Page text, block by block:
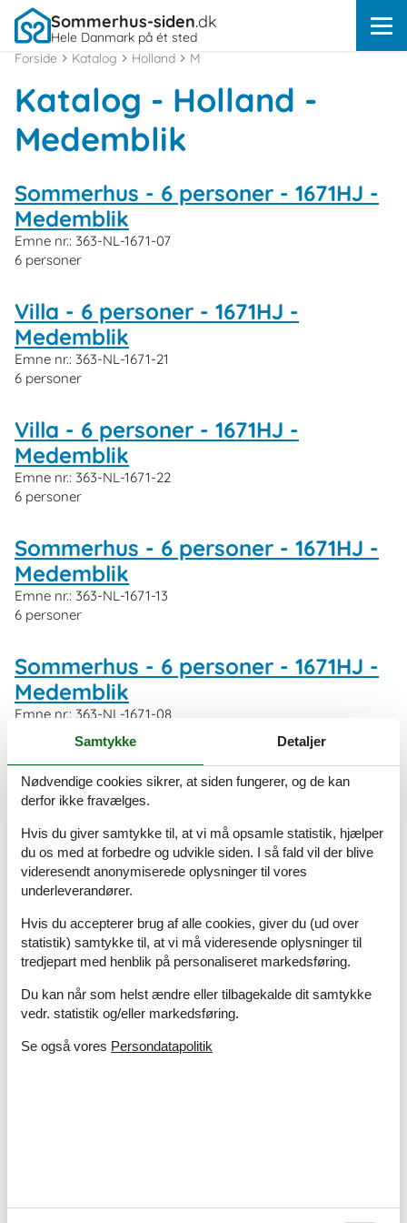
Sommerhus-siden.dk
Hele Danmark på ét sted
Forside
Katalog Holland M
Katalog - Holland -
Medemblik
Sommerhus - 6 personer - 1671HJ -
Medemblik
Emne nr.: 363-NL-1671-07
6 personer
Villa - 6 personer - 1671HJ -
Medemblik
Emne nr.: 363-NL-1671-21
6 personer
Villa - 6 personer - 1671HJ -
Medemblik
Emne nr.: 363-NL-1671-22
6 personer
Sommerhus - 6 personer - 1671HJ -
Medemblik
Emne nr.: 363-NL-1671-13
6 personer
Sommerhus - 6 personer - 1671HJ -
Medemblik
Emne nr.: 363-NL-1671-08
6 personer
Sommerhus - 6 personer - 1671HJ -
Medemblik
Emne nr.:363-NL-1671-12
6 personer
Sommerhus - 6 personer - 1671HJ -
Medemblik
Emne nr.:363-NL-1671-25
6 personer
Villa - 8 personer - 1671HJ -
Medemblik
6 personer
Samtykke Detaljer
Nødvendige cookies sikrer, at siden fungerer, og de kan
derfor ikke fravælges.
Hvis du giver samtykke til, at vi må opsamle statistik, hjælper
du os med at forbedre og udvikle siden. I så fald vil der blive
videresendt anonymiserede oplysninger til vores
underleverandører.
Hvis du accepterer brug af alle cookies, giver du (ud over
statistik) samtykke til, at vi må videresende oplysninger til
tredjepart med henblik på personaliseret markedsføring.
Du kan når som helst ændre eller tilbagekalde dit samtykke
vedr. statistik og/eller markedsføring.
Se også vores Persondatapolitik